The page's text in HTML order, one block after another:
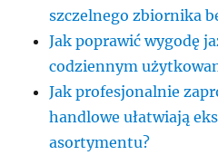
szczelnego zbiornika
Jak poprawić wygodę
codziennym
Jak profesjonalnie
handlowe ułatwiają
asortymentu?